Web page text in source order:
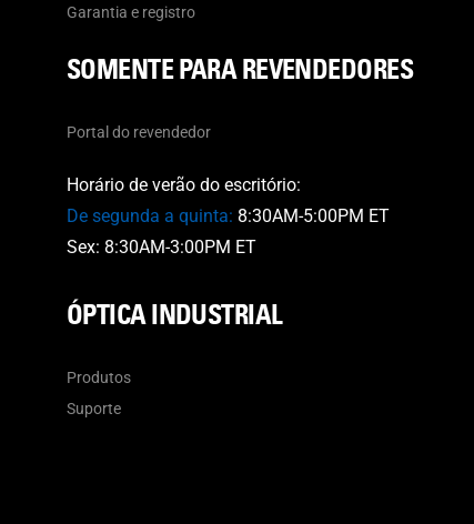
Garantia e registro
SOMENTE PARA REVENDEDORES
Portal do revendedor
Horário de verão do escritório:
De segunda a quinta: 8:30AM-5:00PM ET
Sex: 8:30AM-3:00PM ET
ÓPTICA INDUSTRIAL
Produtos
Suporte